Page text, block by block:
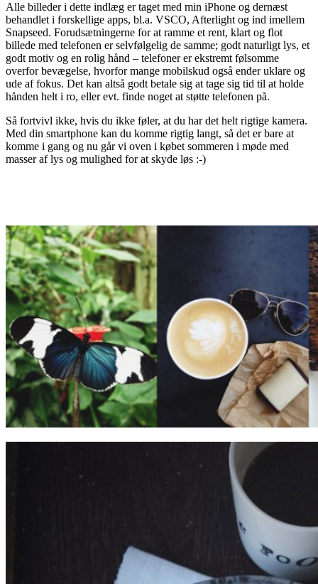
Alle billeder i dette indlæg er taget med min iPhone og dernæst
behandlet i forskellige apps, bl.a. VSCO, Afterlight og ind imellem
Snapseed. Forudsætningerne for at ramme et rent, klart og flot
billede med telefonen er selvfølgelig de samme; godt naturligt lys, et
godt motiv og en rolig hånd – telefoner er ekstremt følsomme
overfor bevægelse, hvorfor mange mobilskud også ender uklare og
ude af fokus. Det kan altså godt betale sig at tage sig tid til at holde
hånden helt i ro, eller evt. finde noget at støtte telefonen på.
Så fortvivl ikke, hvis du ikke føler, at du har det helt rigtige kamera.
Med din smartphone kan du komme rigtig langt, så det er bare at
komme i gang og nu går vi oven i købet sommeren i møde med
masser af lys og mulighed for at skyde løs :-)